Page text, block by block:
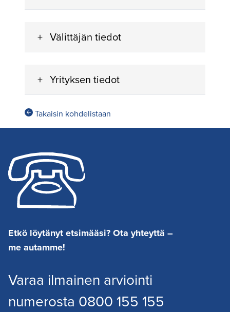
Välittäjän tiedot
Yrityksen tiedot
Takaisin kohdelistaan
Etkö löytänyt etsimääsi? Ota yhteyttä –
me autamme!
Varaa ilmainen arviointi
numerosta 0800 155 155